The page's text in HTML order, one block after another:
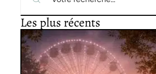
Les plus récents